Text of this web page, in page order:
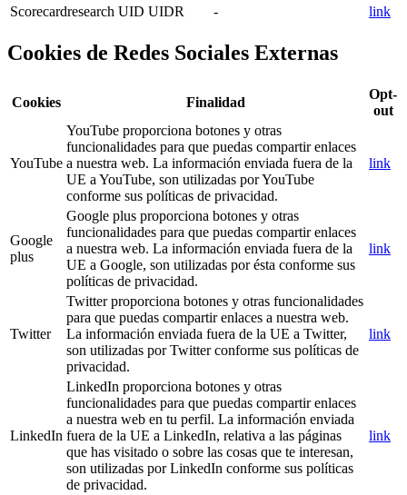
Scorecardresearch UID UIDR - link
Cookies de Redes Sociales Externas
Cookies Finalidad
Opt-
out
YouTube
YouTube proporciona botones y otras
funcionalidades para que puedas compartir enlaces
a nuestra web. La información enviada fuera de la
UE a YouTube, son utilizadas por YouTube
conforme sus políticas de privacidad.
link
Google
plus
Google plus proporciona botones y otras
funcionalidades para que puedas compartir enlaces
a nuestra web. La información enviada fuera de la
UE a Google, son utilizadas por ésta conforme sus
políticas de privacidad.
link
Twitter
Twitter proporciona botones y otras funcionalidades
para que puedas compartir enlaces a nuestra web.
La información enviada fuera de la UE a Twitter,
son utilizadas por Twitter conforme sus políticas de
privacidad.
link
LinkedIn
LinkedIn proporciona botones y otras
funcionalidades para que puedas compartir enlaces
a nuestra web en tu perfil. La información enviada
fuera de la UE a LinkedIn, relativa a las páginas
que has visitado o sobre las cosas que te interesan,
son utilizadas por LinkedIn conforme sus políticas
de privacidad.
link